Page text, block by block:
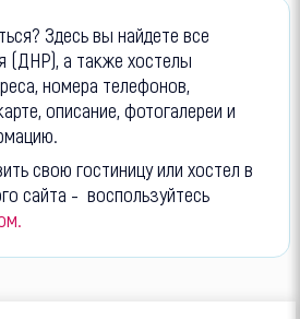
Здесь вы найдете все
(ДНР), а также хостелы
номера телефонов,
описание, фотогалереи и
свою гостиницу или хостел в
сайта - воспользуйтесь